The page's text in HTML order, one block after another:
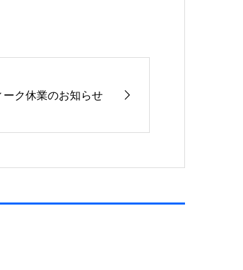
ーク休業のお知らせ